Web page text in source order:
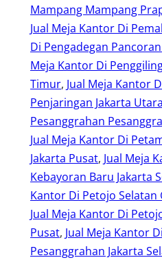
Mampang Mampang
Jual Meja Kantor Di
Di Pengadegan
Meja Kantor Di
Timur, Jual Meja Kantor
Penjaringan Jakarta Utara
Pesanggrahan
Jual Meja Kantor Di
Jakarta Pusat, Jual Meja
Kebayoran Baru Jakarta
Kantor Di Petojo Selatan
Jual Meja Kantor Di
Pusat, Jual Meja Kantor
Pesanggrahan Jakarta